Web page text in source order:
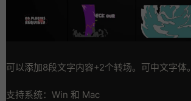
可以添加8段文字内容+2个转场。可中文字体。
支持系统：Win 和 Mac